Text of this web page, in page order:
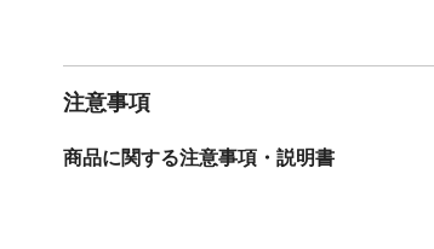
注意事項
商品に関する注意事項・説明書